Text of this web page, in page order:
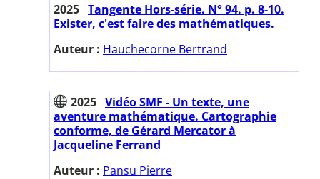
2025 Tangente Hors-série. N° 94. p. 8-10.
Exister, c'est faire des mathématiques.
Auteur : Hauchecorne Bertrand
2025 Vidéo SMF - Un texte, une
aventure mathématique. Cartographie
conforme, de Gérard Mercator à
Jacqueline Ferrand
Auteur : Pansu Pierre